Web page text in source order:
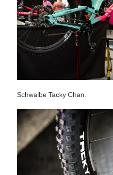
Schwalbe Tacky Chan.